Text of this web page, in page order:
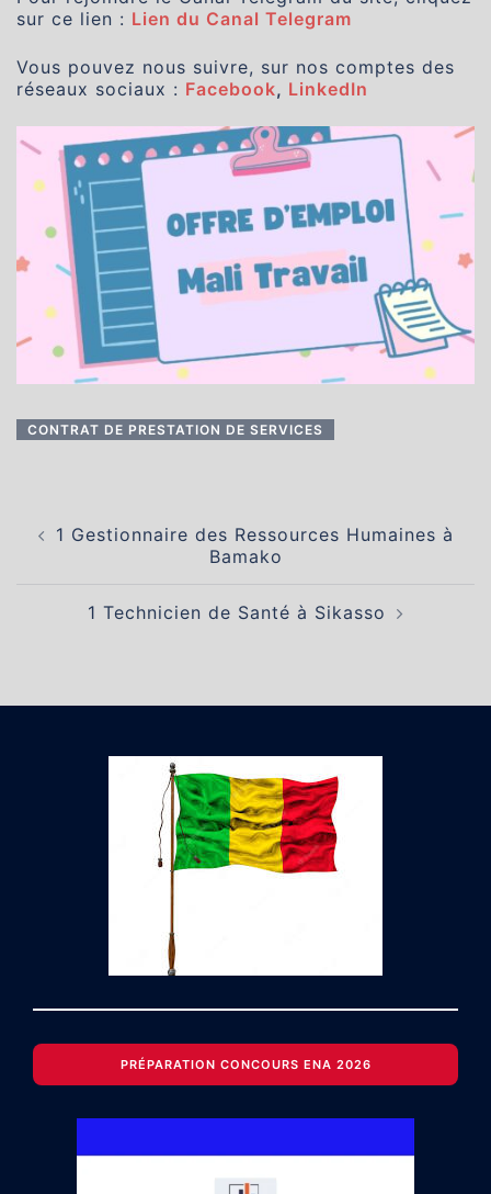
sur ce lien : Lien du Canal Telegram
Vous pouvez nous suivre, sur nos comptes des
réseaux sociaux : Facebook, LinkedIn
CONTRAT DE PRESTATION DE SERVICES
d’article
1 Gestionnaire des Ressources Humaines à
Bamako
1 Technicien de Santé à Sikasso
PRÉPARATION CONCOURS ENA 2026